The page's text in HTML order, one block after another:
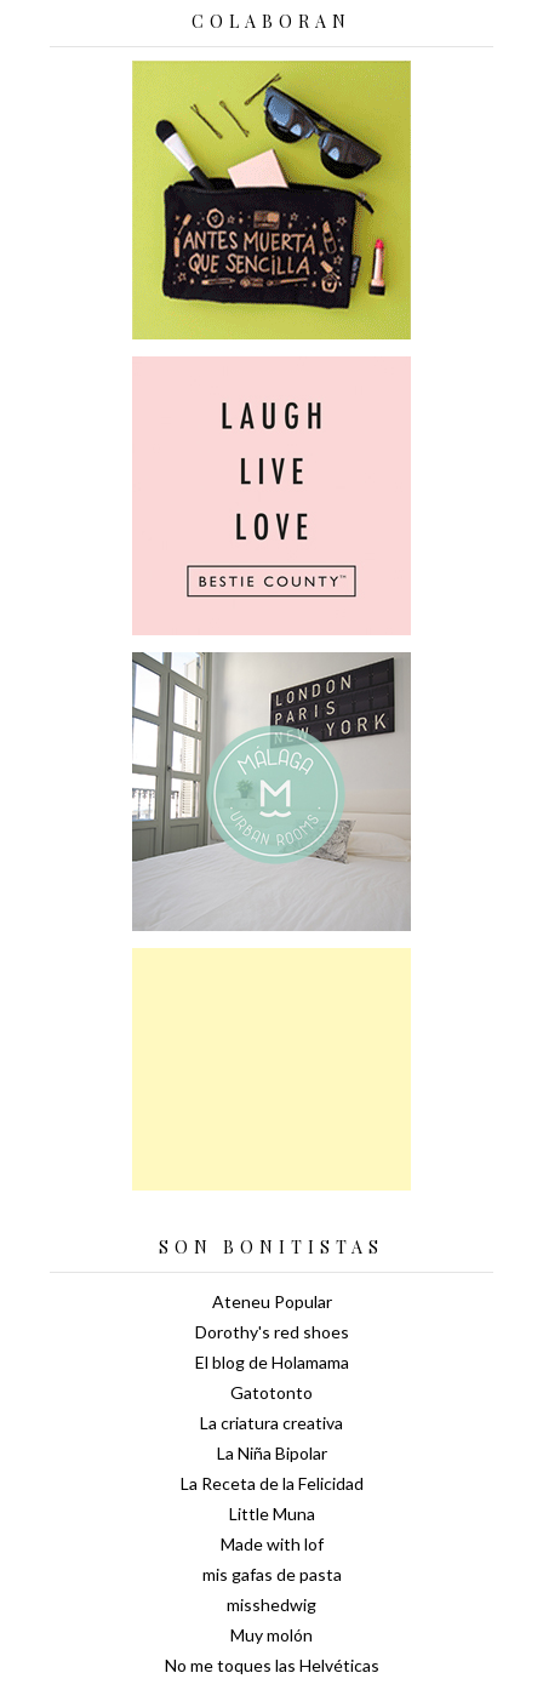
COLABORAN
SON BONITISTAS
Ateneu Popular
Dorothy's red shoes
El blog de Holamama
Gatotonto
La criatura creativa
La Niña Bipolar
La Receta de la Felicidad
Little Muna
Made with lof
mis gafas de pasta
misshedwig
Muy molón
No me toques las Helvéticas